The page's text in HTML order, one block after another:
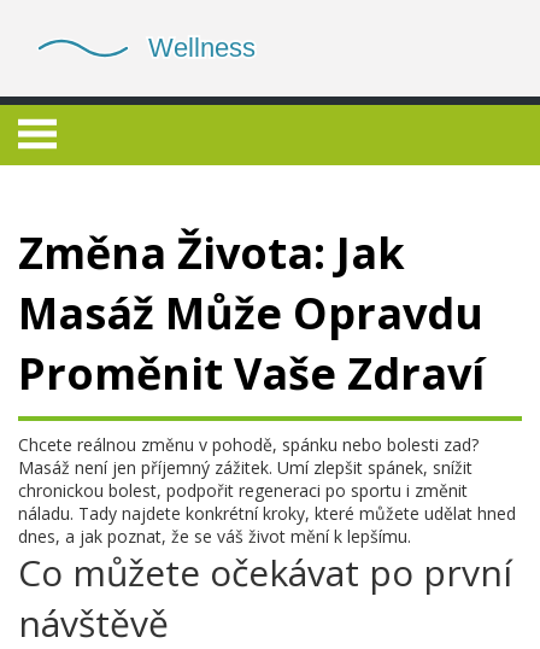
Změna Života: Jak
Masáž Může Opravdu
Proměnit Vaše Zdraví
Chcete reálnou změnu v pohodě, spánku nebo bolesti zad?
Masáž není jen příjemný zážitek. Umí zlepšit spánek, snížit
chronickou bolest, podpořit regeneraci po sportu i změnit
náladu. Tady najdete konkrétní kroky, které můžete udělat hned
dnes, a jak poznat, že se váš život mění k lepšímu.
Co můžete očekávat po první
návštěvě